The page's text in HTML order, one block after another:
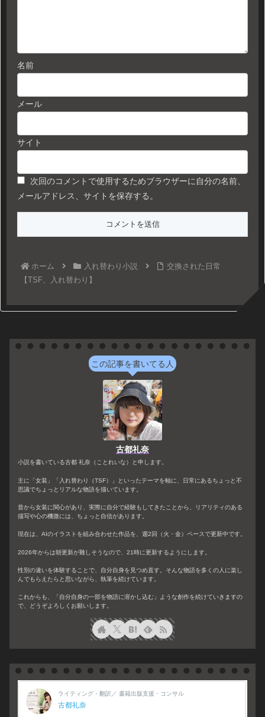
名前
メール
サイト
次回のコメントで使用するためブラウザーに自分の名前、
メールアドレス、サイトを保存する。
ホーム 入れ替わり小説
交換された日常
【TSF、入れ替わり】
この記事を書いてる人
古都礼奈
小説を書いている古都 礼奈（ことれいな）と申します。
主に「女装」「入れ替わり（TSF）」といったテーマを軸に、日常にあるちょっと不
思議でちょっとリアルな物語を描いています。
昔から女装に関心があり、実際に自分で経験もしてきたことから、リアリティのある
描写や心の機微には、ちょっと自信があります。
現在は、AIのイラストを組み合わせた作品を、週2回（火・金）ペースで更新中です。
2026年からは朝更新が難しそうなので、21時に更新するようにします。
性別の違いを体験することで、自分自身を見つめ直す。そんな物語を多くの人に楽し
んでもらえたらと思いながら、執筆を続けています。
これからも、「自分自身の一部を物語に溶かし込む」ような創作を続けていきますの
で、どうぞよろしくお願いします。